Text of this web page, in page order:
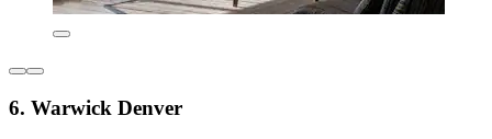
6. Warwick Denver